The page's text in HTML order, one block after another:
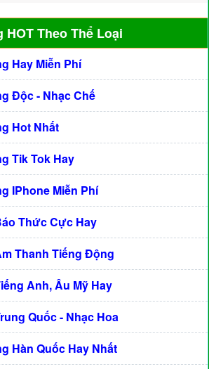
HOT Theo Thể Loại
Hay Miễn Phí
Độc - Nhạc Chế
Hot Nhất
Tik Tok Hay
IPhone Miễn Phí
Thức Cực Hay
Thanh Tiếng Động
Anh, Âu Mỹ Hay
Quốc - Nhạc Hoa
Hàn Quốc Hay Nhất